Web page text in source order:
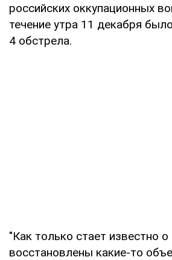
российских оккупационных
течение утра 11 декабря
4 обстрела.
"Как только стает известно
восстановлены какие-то